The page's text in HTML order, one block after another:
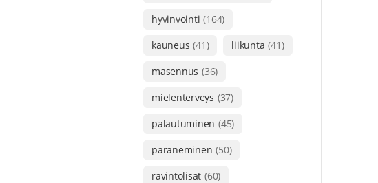
hyvinvointi (164)
kauneus (41) liikunta (41)
masennus (36)
mielenterveys (37)
palautuminen (45)
paraneminen (50)
ravintolisät (60)